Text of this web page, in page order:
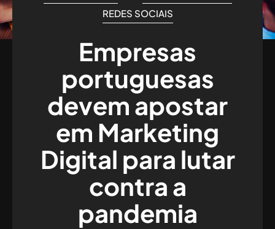
REDES SOCIAIS
Empresas
portuguesas
devem apostar
em Marketing
Digital para lutar
contra a
pandemia